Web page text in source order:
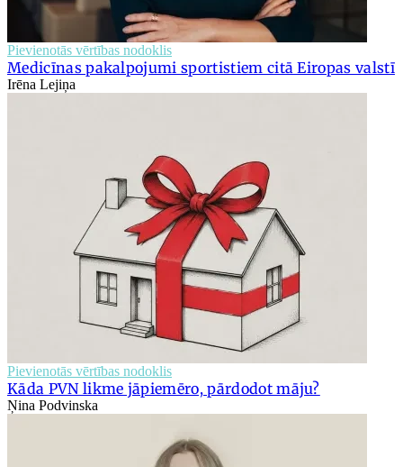
Pievienotās vērtības nodoklis
Medicīnas pakalpojumi sportistiem citā Eiropas valstī
Irēna Lejiņa
Pievienotās vērtības nodoklis
Kāda PVN likme jāpiemēro, pārdodot māju?
Ņina Podvinska